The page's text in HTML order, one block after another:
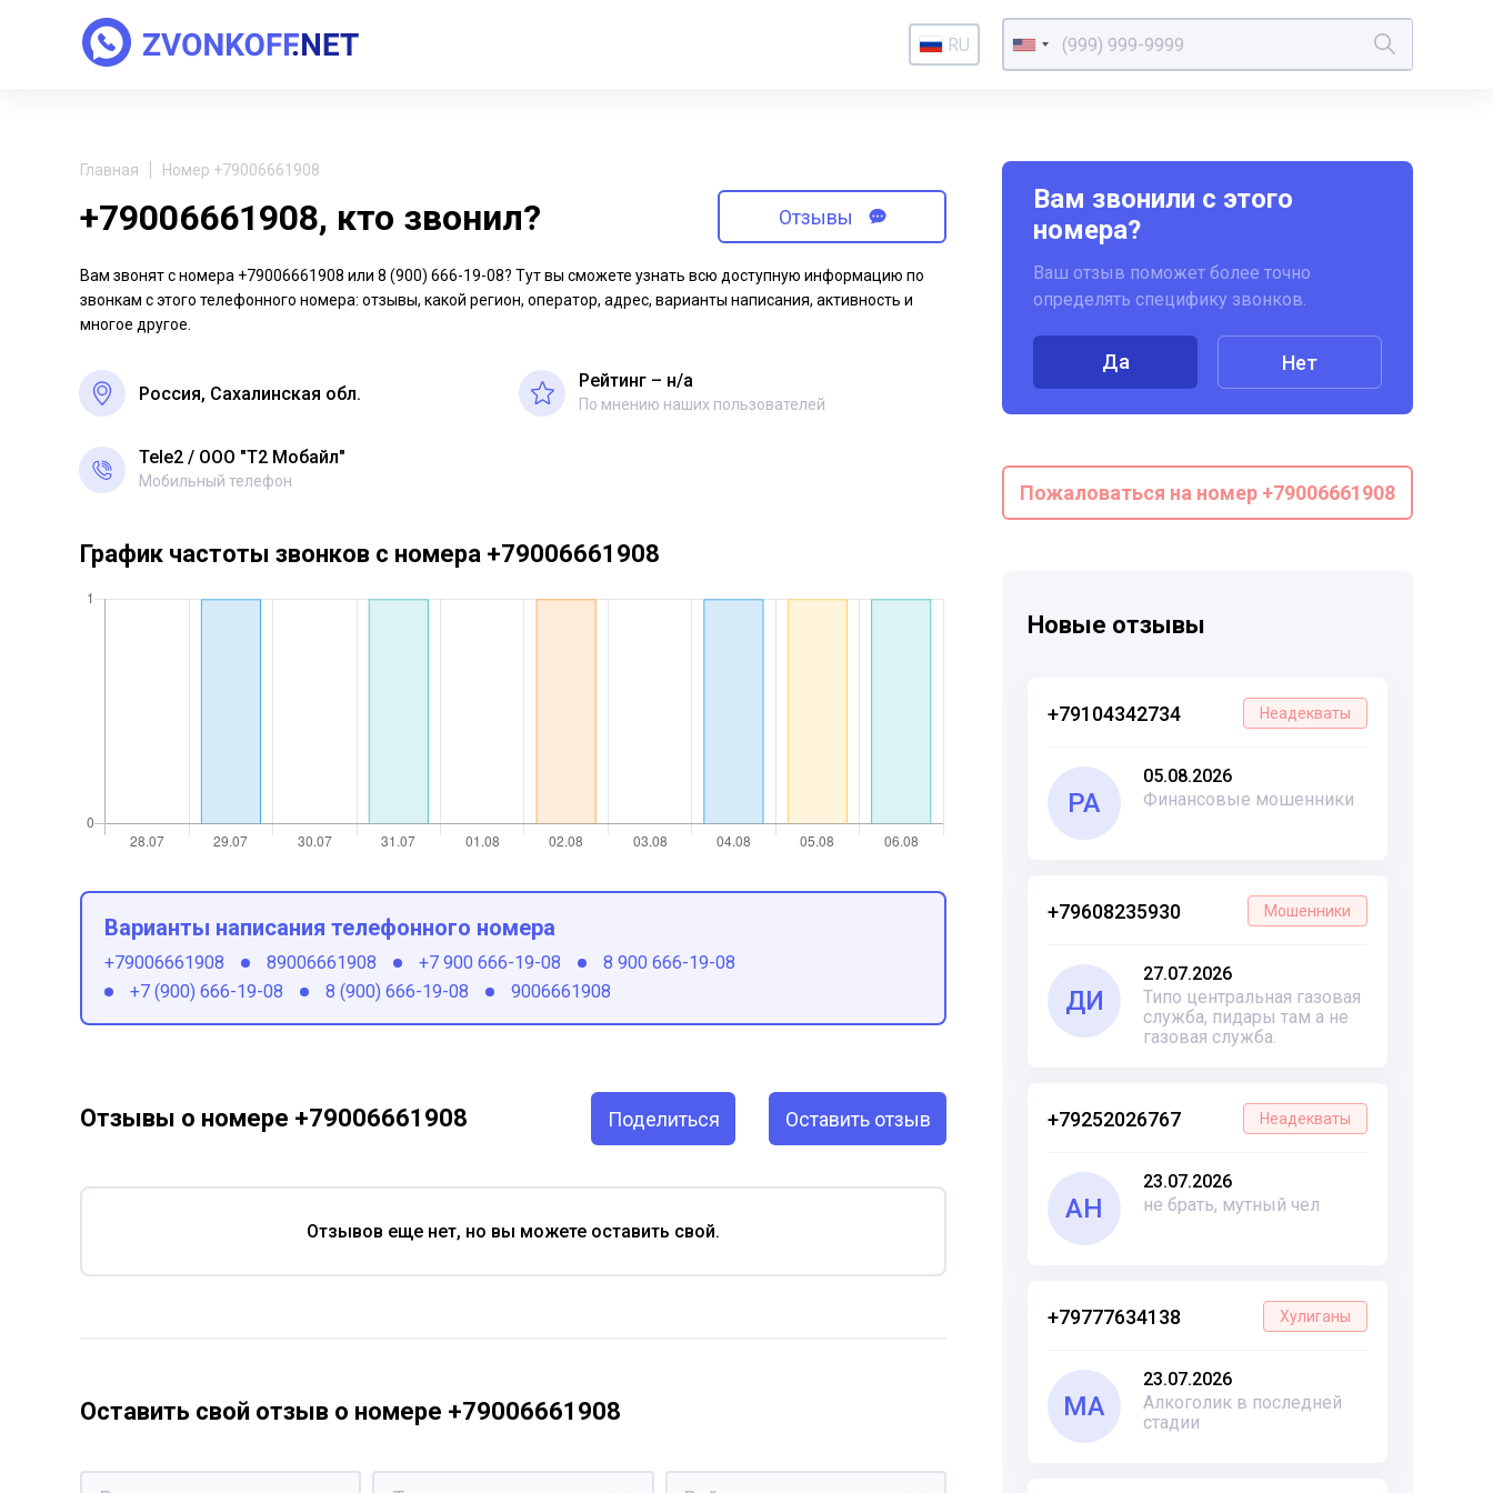
RU
Главная Номер +79006661908
+79006661908, кто звонил? Отзывы
Вам звонят с номера +79006661908 или 8 (900) 666-19-08? Тут вы сможете узнать всю доступную информацию по
звонкам с этого телефонного номера: отзывы, какой регион, оператор, адрес, варианты написания, активность и
многое другое.
Россия, Сахалинская обл.
Рейтинг – н/a
По мнению наших пользователей
Tele2 ООО "Т2 Мобайл"
Мобильный телефон
Вам звонили с этого
номера?
Ваш отзыв поможет более точно
определять специфику звонков.
Да Нет
Пожаловаться на номер +79006661908
Новые отзывы
+79104342734 Неадекваты
РА
05.08.2026
Финансовые мошенники
+79608235930 Мошенники
ДИ
27.07.2026
Типо центральная газовая
служба, пидары там а не
газовая служба.
+79252026767 Неадекваты
АН
23.07.2026
не брать, мутный чел
+79777634138 Хулиганы
МА
23.07.2026
Алкоголик в последней
стадии
График частоты звонков с номера +79006661908
Варианты написания телефонного номера
+79006661908 89006661908 +7 900 666-19-08
8 900 666-19-08
+7 (900) 666-19-08
8 (900) 666-19-08 9006661908
Отзывы о номере +79006661908 Поделиться Оставить отзыв
Отзывов еще нет, но вы можете оставить свой.
Оставить свой отзыв о номере +79006661908